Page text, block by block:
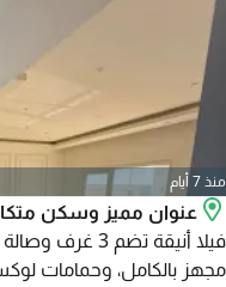
منذ 7 أيام
عنوان مميز وسكن
فيلا أنيقة
مجهز بالكامل، وحمامات